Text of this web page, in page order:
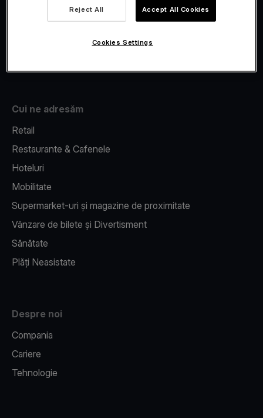
Fiscalizare
Cui ne adresăm
Retail
Restaurante & Cafenele
Hoteluri
Mobilitate
Supermarket-uri și magazine de proximitate
Vânzare de bilete și Divertisment
Sănătate
Plăți Neasistate
Despre noi
Compania
Cariere
Tehnologie
Reject All Accept All Cookies
Cookies Settings